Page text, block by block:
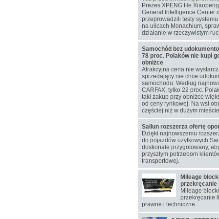
Prezes XPENG He
General Intelligence Center
przeprowadzili testy
na ulicach Monachium,
działanie w rzeczywistym
Samochód bez
78 proc. Polaków nie kupi
obniżce
Atrakcyjna cena nie
sprzedający nie chce
samochodu. Według
CARFAX, tylko 22 proc.
taki zakup przy obniżce
od ceny rynkowej. Na wsi
częściej niż w dużym
Sailun rozszerza ofertę
Dzięki najnowszemu
do pojazdów użytkowych
doskonale przygotowany,
przyszłym potrzebom
transportowej.
Mileage
przekręcanie
Mileage
przekręcanie
prawne i techniczne